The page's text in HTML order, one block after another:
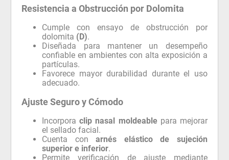
Resistencia a Obstrucción por Dolomita
Cumple con ensayo de obstrucción por
dolomita (D).
Diseñada para mantener un desempeño
confiable en ambientes con alta exposición a
partículas.
Favorece mayor durabilidad durante el uso
adecuado.
Ajuste Seguro y Cómodo
Incorporaclip nasal moldeablepara mejorar
el sellado facial.
Cuenta conarnés elástico de sujeción
superior e inferior.
Permite verificación de ajuste mediante